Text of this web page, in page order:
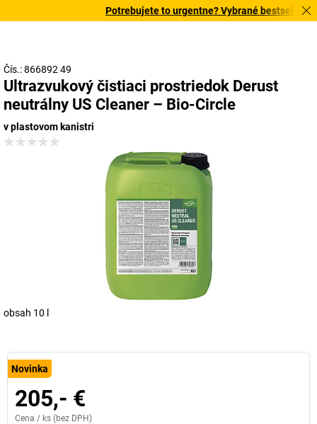
Potrebujete to urgentne? Vybrané bestsellery
Čís.: 866892 49
Ultrazvukový čistiaci prostriedok Derust
neutrálny US Cleaner – Bio-Circle
v plastovom kanistri
obsah 10 l
Novinka
205,- €
Cena / ks (bez DPH)